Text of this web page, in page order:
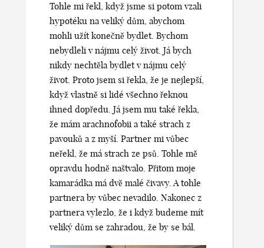
Tohle mi řekl, když jsme si potom vzali
hypotéku na veliký dům, abychom
mohli užít konečně bydlet. Bychom
nebydleli v nájmu celý život. Já bych
nikdy nechtěla bydlet v nájmu celý
život. Proto jsem si řekla, že je nejlepší,
když vlastně si lidé všechno řeknou
ihned dopředu. Já jsem mu také řekla,
že mám arachnofobii a také strach z
pavouků a z myší. Partner mi vůbec
neřekl, že má strach ze psů. Tohle mě
opravdu hodně naštvalo. Přitom moje
kamarádka má dvě malé čivavy. A tohle
partnera by vůbec nevadilo. Nakonec z
partnera vylezlo, že i když budeme mít
veliký dům se zahradou, že by se bál.